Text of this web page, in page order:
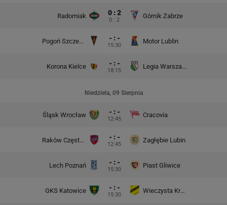
Radomiak 0 : 2
0 : 2
Górnik Zabrze
Pogoń Szczecin - : -
15:30
Motor Lublin
Korona Kielce - : -
18:15
Legia Warszawa
Niedziela, 09 Sierpnia
Śląsk Wrocław - : -
12:45
Cracovia
Raków Częstochowa - : -
12:45
Zagłębie Lubin
Lech Poznań - : -
15:30
Piast Gliwice
GKS Katowice - : -
15:30
Wieczysta Kraków